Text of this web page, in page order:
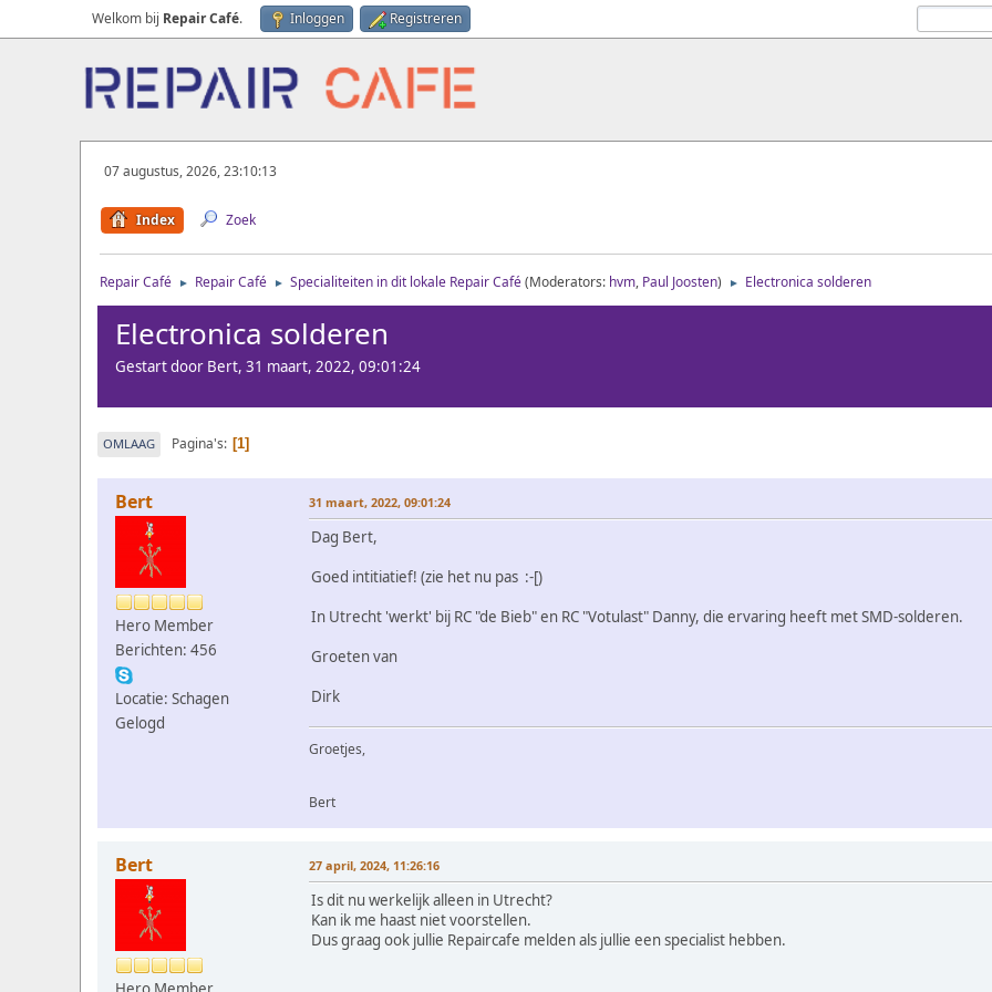
Welkom bij Repair Café. Inloggen Registreren
07 augustus, 2026, 23:10:13
Index Zoek
Repair Café ► Repair Café ► Specialiteiten in dit lokale Repair Café(Moderators: hvm, Paul Joosten) ► Electronica solderen
Electronica solderen
Gestart door Bert, 31 maart, 2022, 09:01:24
OMLAAG Pagina's 1
Bert
Hero Member
Berichten: 456
Locatie: Schagen
Gelogd
31 maart, 2022, 09:01:24
Dag Bert,
Goed intitiatief! (zie het nu pas :-[)
In Utrecht 'werkt' bij RC "de Bieb" en RC "Votulast" Danny, die ervaring heeft met SMD-solderen.
Groeten van
Dirk
Groetjes,
Bert
Bert 27 april, 2024, 11:26:16
Is dit nu werkelijk alleen in Utrecht?
Kan ik me haast niet voorstellen.
Dus graag ook jullie Repaircafe melden als jullie een specialist hebben.